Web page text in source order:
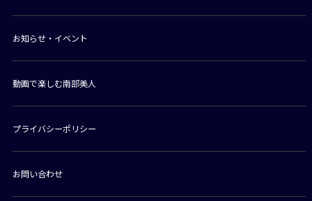
お知らせ・イベント
動画で楽しむ南部美人
プライバシーポリシー
お問い合わせ